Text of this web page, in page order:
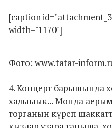
[caption
width="1170"]
Фото: www.tatar-
4. Концерт барышында
халыыык... Монда
торганын күреп